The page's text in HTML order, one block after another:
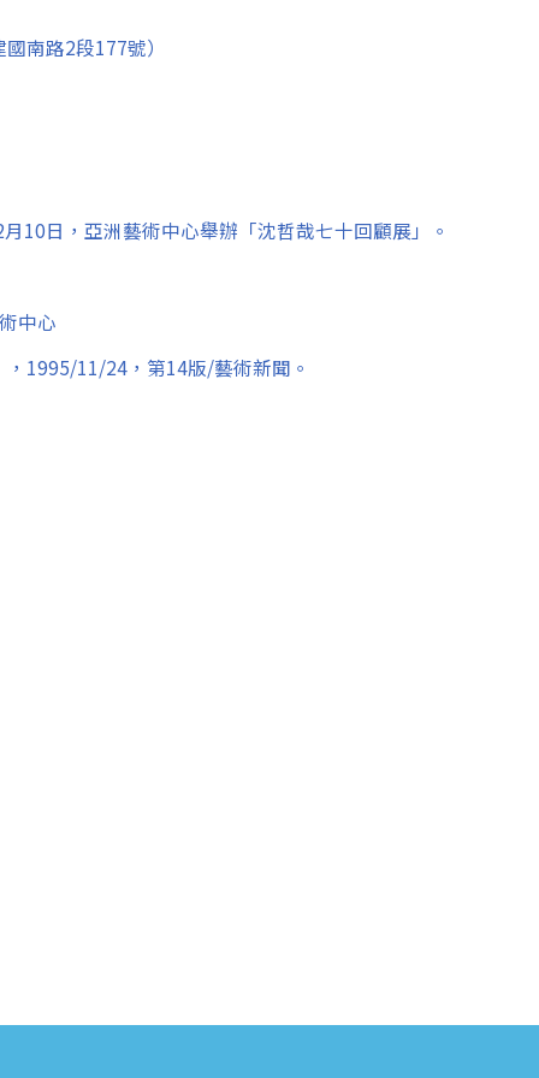
南路2段177號）
10日，亞洲藝術中心舉辦「沈哲哉七十回顧展」。
中心
1995/11/24，第14版/藝術新聞。